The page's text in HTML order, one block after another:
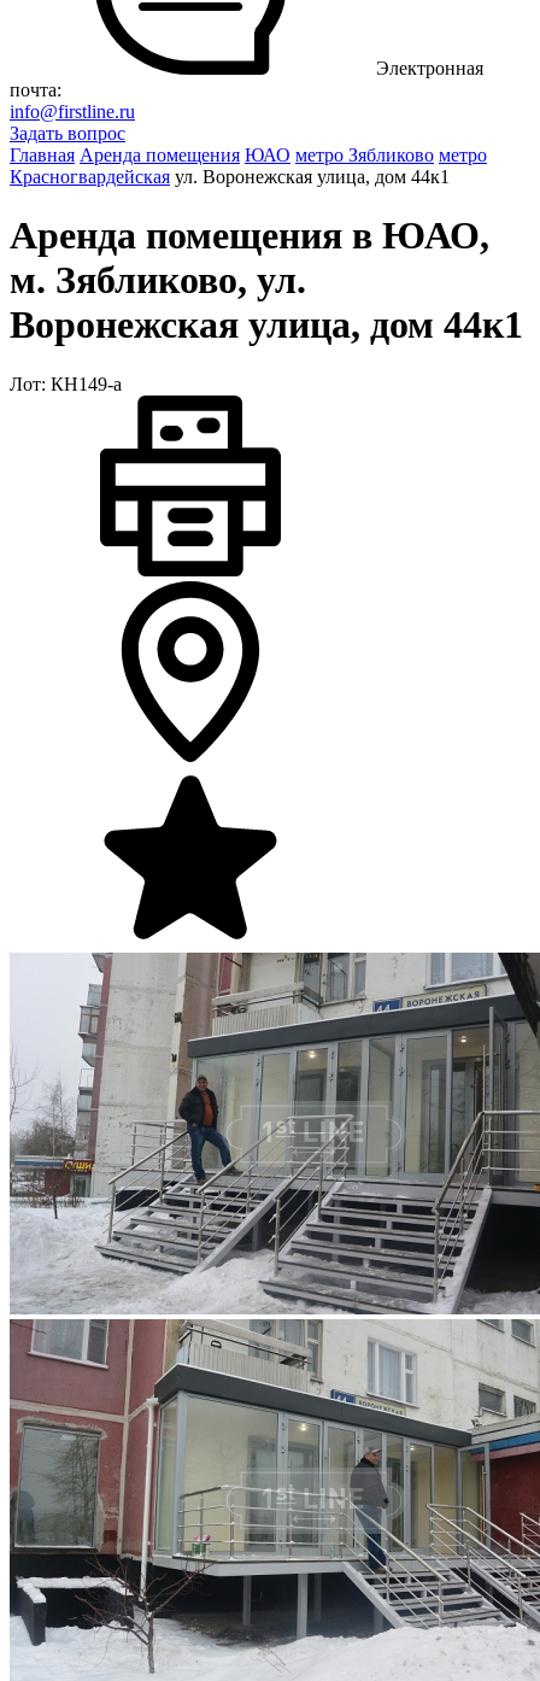
Электронная
почта:
info@firstline.ru
Задать вопрос
Главная Аренда помещения ЮАО метро Зябликово метро
Красногвардейская ул. Воронежская улица, дом 44к1
Аренда помещения в ЮАО,
м. Зябликово, ул.
Воронежская улица, дом 44к1
Лот: КН149-a